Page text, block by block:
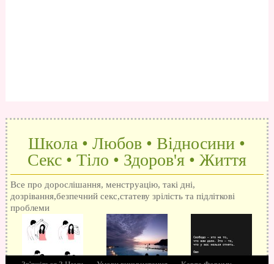
Школа • Любов • Відносини •
Секс • Тіло • Здоров'я • Життя
Все про дорослішання, менструацію, такі дні,
дозрівання,безпечний секс,статеву зрілість та підліткові
проблеми